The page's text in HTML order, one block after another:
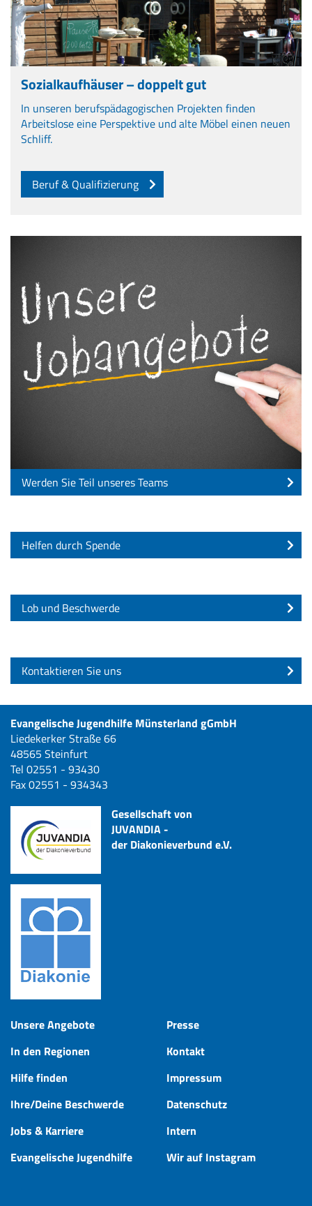
Sozialkaufhäuser – doppelt gut
In unseren berufspädagogischen Projekten finden
Arbeitslose eine Perspektive und alte Möbel einen neuen
Schliff.
Beruf & Qualifizierung
Werden Sie Teil unseres Teams
Helfen durch Spende
Lob und Beschwerde
Kontaktieren Sie uns
Evangelische Jugendhilfe Münsterland gGmbH
Liedekerker Straße 66
48565 Steinfurt
Tel 02551 - 93430
Fax 02551 - 934343
Gesellschaft von
JUVANDIA -
der Diakonieverbund e.V.
Unsere Angebote
In den Regionen
Hilfe finden
Ihre/Deine Beschwerde
Jobs & Karriere
Evangelische Jugendhilfe
Presse
Kontakt
Impressum
Datenschutz
Intern
Wir auf Instagram